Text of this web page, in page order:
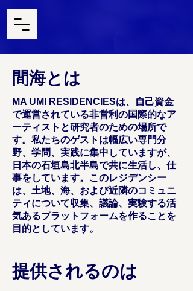
間海とは
MA UMI RESIDENCIESは、自己資金
で運営されている非営利の国際的なア
ーティストと研究者のための場所で
す。私たちのゲストは幅広い専門分
野、学問、実践に集中していますが、
日本の石垣島北半島で共に生活し、仕
事をしています。このレジデンシー
は、土地、海、および近隣のコミュニ
ティについて収集、議論、実験する活
気あるプラットフォームを作ることを
目的としています。
提供されるのは